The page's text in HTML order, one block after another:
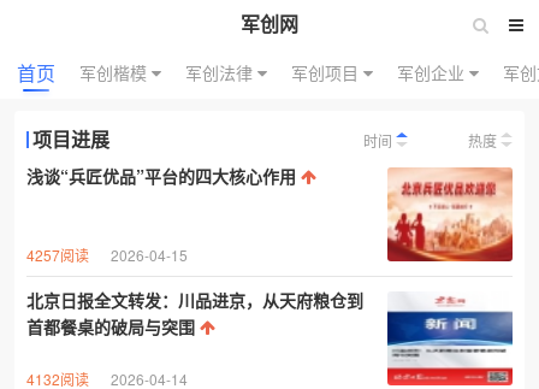
军创网
首页
军创楷模 军创法律 军创项目 军创企业 军
项目进展 时间 热度
浅谈“兵匠优品”平台的四大核心作用
4257阅读 2026-04-15
北京日报全文转发：川品进京，从天府粮仓到
首都餐桌的破局与突围
4132阅读 2026-04-14